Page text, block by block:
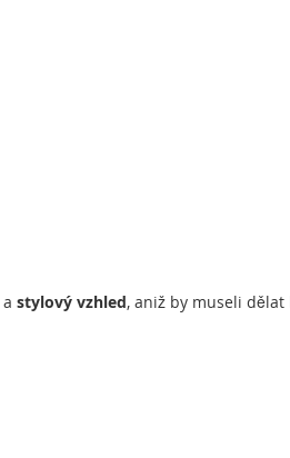
a stylový vzhled, aniž by museli